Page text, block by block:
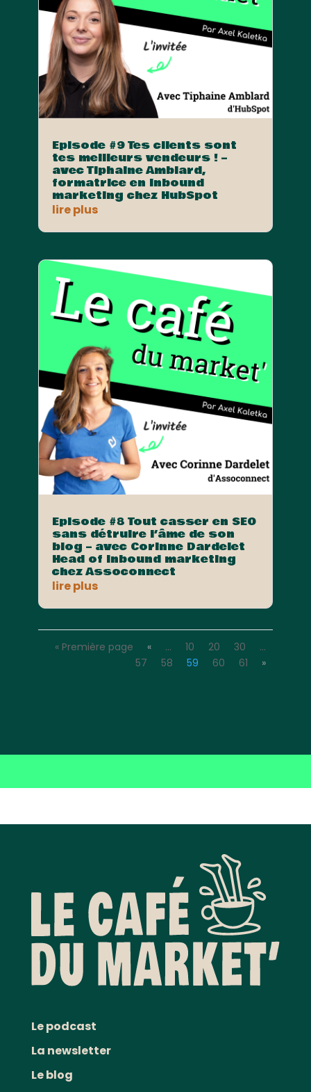
Episode #9 Tes clients sont
tes meilleurs vendeurs ! –
avec Tiphaine Amblard,
formatrice en Inbound
marketing chez HubSpot
lire plus
Episode #8 Tout casser en SEO
sans détruire l’âme de son
blog – avec Corinne Dardelet
Head of Inbound marketing
chez Assoconnect
lire plus
« Première page « … 10 20 30
…
57
58 59 60 61 »
Le podcast
La newsletter
Le blog